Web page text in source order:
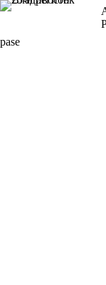
Перейти
pase